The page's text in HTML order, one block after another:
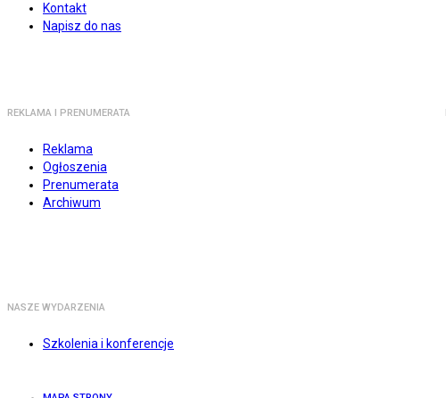
Kontakt
Napisz do nas
REKLAMA I PRENUMERATA
Reklama
Ogłoszenia
Prenumerata
Archiwum
NASZE WYDARZENIA
Szkolenia i konferencje